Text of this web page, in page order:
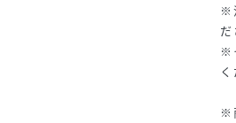
※
だ
※
く
※